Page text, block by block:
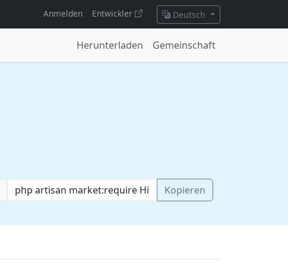
Anmelden Entwickler Deutsch
Herunterladen Gemeinschaft
Kopieren